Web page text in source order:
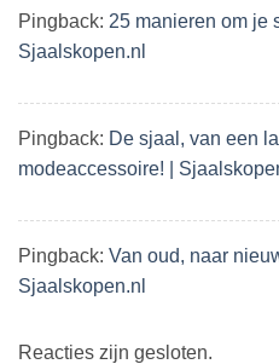
Pingback: 25 manieren om je
Sjaalskopen.nl
Pingback: De sjaal, van een
modeaccessoire! |
Pingback: Van oud, naar
Sjaalskopen.nl
Reacties zijn gesloten.